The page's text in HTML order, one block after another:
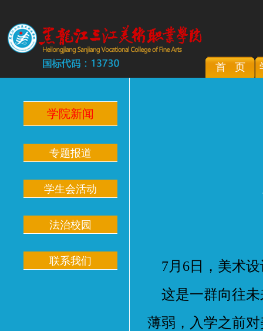
首 页
学院新闻
专题报道
学生会活动
法治校园
联系我们
7月6日，美术设
这是一群向往未
薄弱，入学之前